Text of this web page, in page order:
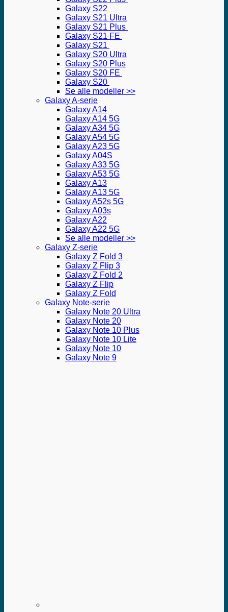
Galaxy S22
Galaxy S21 Ultra
Galaxy S21 Plus
Galaxy S21 FE
Galaxy S21
Galaxy S20 Ultra
Galaxy S20 Plus
Galaxy S20 FE
Galaxy S20
Se alle modeller >>
Galaxy A-serie
Galaxy A14
Galaxy A14 5G
Galaxy A34 5G
Galaxy A54 5G
Galaxy A23 5G
Galaxy A04S
Galaxy A33 5G
Galaxy A53 5G
Galaxy A13
Galaxy A13 5G
Galaxy A52s 5G
Galaxy A03s
Galaxy A22
Galaxy A22 5G
Se alle modeller >>
Galaxy Z-serie
Galaxy Z Fold 3
Galaxy Z Flip 3
Galaxy Z Fold 2
Galaxy Z Flip
Galaxy Z Fold
Galaxy Note-serie
Galaxy Note 20 Ultra
Galaxy Note 20
Galaxy Note 10 Plus
Galaxy Note 10 Lite
Galaxy Note 10
Galaxy Note 9